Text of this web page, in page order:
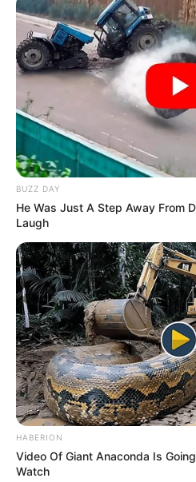
8. Legendás állatok és megfigyelésük